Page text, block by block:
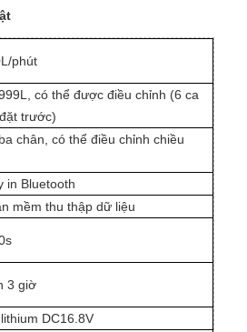
phút
có thể được điều chỉnh (6 ca
trước)
chân, có thể điều chỉnh chiều
in Bluetooth
mềm thu thập dữ liệu
3 giờ
DC16.8V